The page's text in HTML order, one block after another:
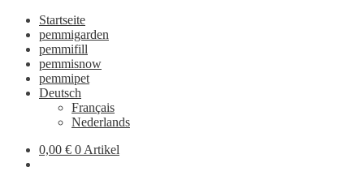
Startseite
pemmigarden
pemmifill
pemmisnow
pemmipet
Deutsch
Français
Nederlands
0,00 € 0 Artikel